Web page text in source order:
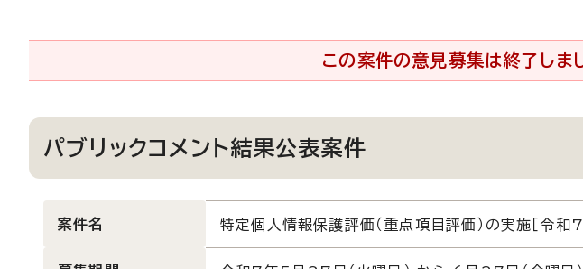
この案件の意見募集は終了しま
パブリックコメント結果公表案件
案件名 特定個人情報保護評価（重点項目評価）の実施［令和7